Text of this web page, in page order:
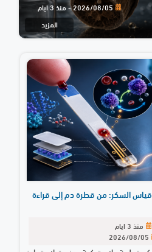
2026/08/05 - منذ 3 ايام
المزيد
قياس السكر: من قطرة دم إلى قراءة
منذ 3 ايام